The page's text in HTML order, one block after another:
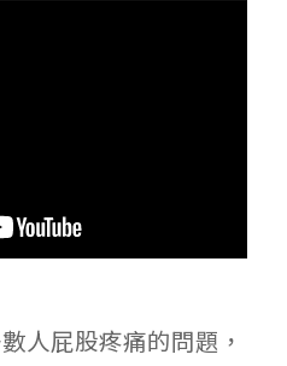
人屁股疼痛的問題，